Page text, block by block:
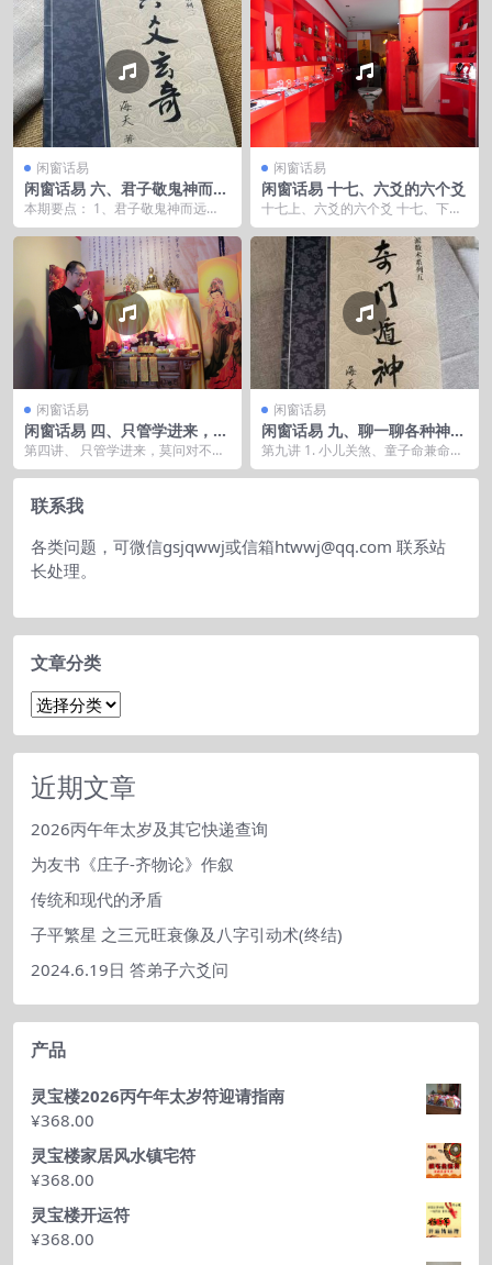
闲窗话易
闲窗话易 六、君子敬鬼神而远
之、子不语怪力乱神
本期要点： 1、君子敬鬼神而远
之、子不语怪力乱神 2、鬼神和人
没什么高低之别，只...
闲窗话易
闲窗话易 十七、六爻的六个爻
十七上、六爻的六个爻 十七、下插
播一讲（论打坐）
闲窗话易
闲窗话易 四、只管学进来，莫
问对不对
第四讲、 只管学进来，莫问对不对
易无绝对的对错 大智若愚 错的也许
是更好的 不...
闲窗话易
闲窗话易 九、聊一聊各种神煞
和风水用品的功用
第九讲 1. 小儿关煞、童子命兼命理
神煞 2. 风水上的煞 3. 五帝钱和七星
剑...
联系我
各类问题，可微信gsjqwwj或信箱htwwj@qq.com 联系站
长处理。
文章分类
文
分
类
近期文章
2026丙午年太岁及其它快递查询
为友书《庄子-齐物论》作叙
传统和现代的矛盾
子平繁星 之三元旺衰像及八字引动术(终结)
2024.6.19日 答弟子六爻问
产品
灵宝楼2026丙午年太岁符迎请指南
¥368.00
灵宝楼家居风水镇宅符
¥368.00
灵宝楼开运符
¥368.00